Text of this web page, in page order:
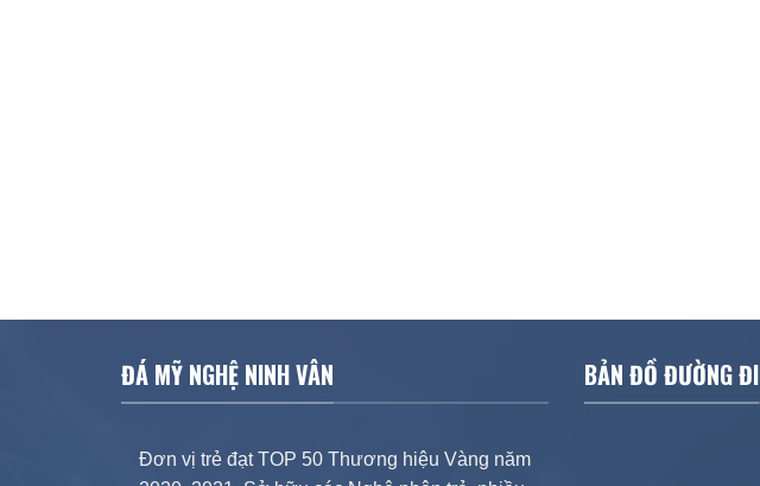
ĐÁ MỸ NGHỆ NINH VÂN
Đơn vị trẻ đạt TOP 50 Thương hiệu Vàng năm
BẢN ĐỒ ĐƯỜNG ĐI